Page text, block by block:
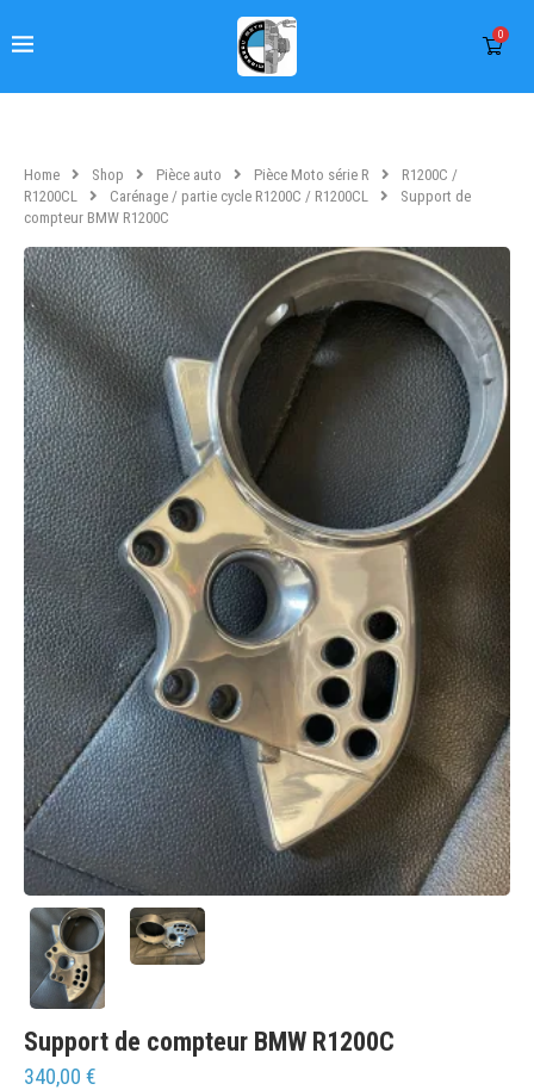
0
Home Shop Pièce auto Pièce Moto série R
R1200C /
R1200CL
Carénage / partie cycle R1200C / R1200CL
Support de
compteur BMW R1200C
Support de compteur BMW R1200C
340,00 €